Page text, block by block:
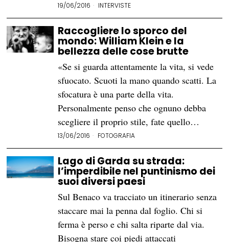
19/06/2016 INTERVISTE
Raccogliere lo sporco del
mondo: William Klein e la
bellezza delle cose brutte
«Se si guarda attentamente la vita, si vede
sfuocato. Scuoti la mano quando scatti. La
sfocatura è una parte della vita.
Personalmente penso che ognuno debba
scegliere il proprio stile, fate quello…
13/06/2016 FOTOGRAFIA
Lago di Garda su strada:
l’imperdibile nel puntinismo dei
suoi diversi paesi
Sul Benaco va tracciato un itinerario senza
staccare mai la penna dal foglio. Chi si
ferma è perso e chi salta riparte dal via.
Bisogna stare coi piedi attaccati